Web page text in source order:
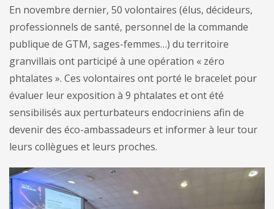
En novembre dernier, 50 volontaires (élus, décideurs,
professionnels de santé, personnel de la commande
publique de GTM, sages-femmes…) du territoire
granvillais ont participé à une opération « zéro
phtalates ». Ces volontaires ont porté le bracelet pour
évaluer leur exposition à 9 phtalates et ont été
sensibilisés aux perturbateurs endocriniens afin de
devenir des éco-ambassadeurs et informer à leur tour
leurs collègues et leurs proches.